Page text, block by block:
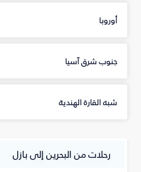
أوروبا
جنوب شرق آسيا
شبه القارة الهندية
رحلات من البحرين إلى بازل